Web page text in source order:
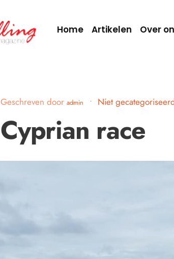
Home Artikelen Over
Geschreven door admin • Niet
Cyprian race